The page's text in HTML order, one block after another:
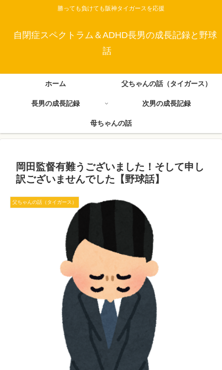
勝っても負けても阪神タイガースを応援
自閉症スペクトラム＆ADHD長男の成長記録と野球
話
ホーム 父ちゃんの話（タイガース）
長男の成長記録 次男の成長記録
母ちゃんの話
岡田監督有難うございました！そして申し
訳ございませんでした【野球話】
父ちゃんの話（タイガース）